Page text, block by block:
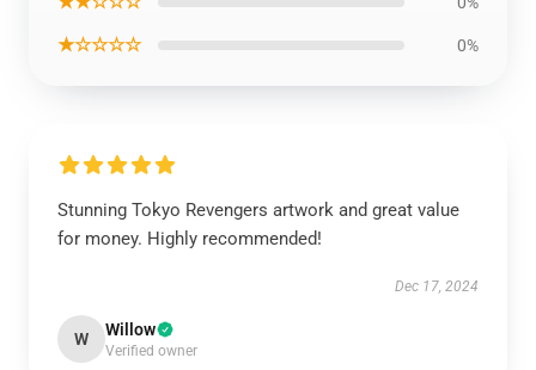
★☆☆☆☆ 0%
Stunning Tokyo Revengers artwork and great value
for money. Highly recommended!
Dec 17, 2024
W Willow
Verified owner